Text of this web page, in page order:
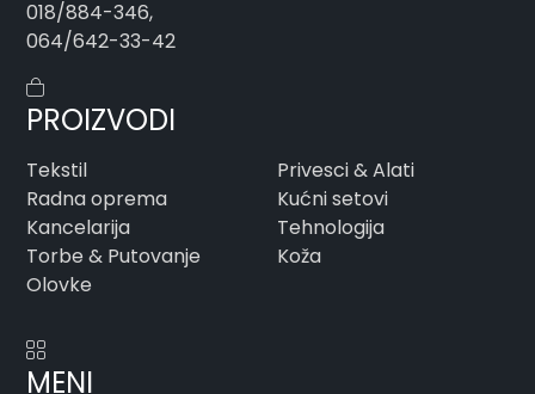
018/884-346,
064/642-33-42
PROIZVODI
Tekstil
Radna oprema
Kancelarija
Torbe & Putovanje
Olovke
Privesci & Alati
Kućni setovi
Tehnologija
Koža
MENI